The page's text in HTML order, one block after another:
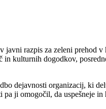
razpis za zeleni
kulturnih dogodkov,
dejavnosti organizacij, ki
ji omogočil, da uspešneje